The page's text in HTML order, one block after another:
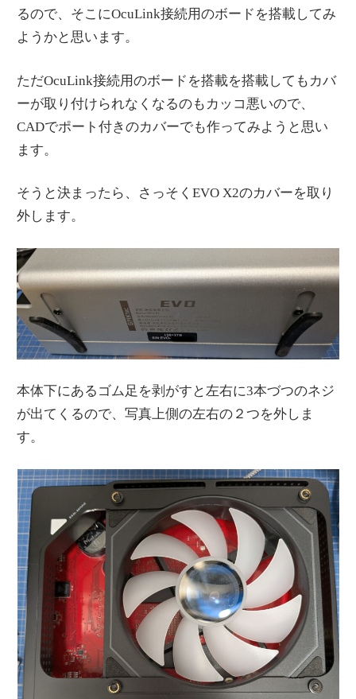
るので、そこにOcuLink接続用のボードを搭載してみ
ようかと思います。
ただOcuLink接続用のボードを搭載を搭載してもカバ
ーが取り付けられなくなるのもカッコ悪いので、
CADでポート付きのカバーでも作ってみようと思い
ます。
そうと決まったら、さっそくEVO X2のカバーを取り
外します。
本体下にあるゴム足を剥がすと左右に3本づつのネジ
が出てくるので、写真上側の左右の２つを外しま
す。